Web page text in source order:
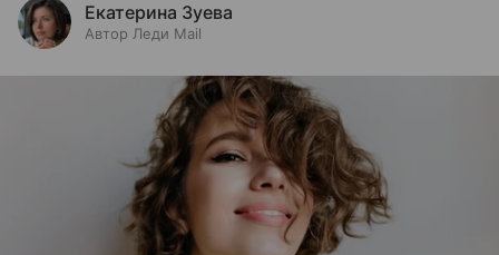
Екатерина Зуева
Автор Леди Mail